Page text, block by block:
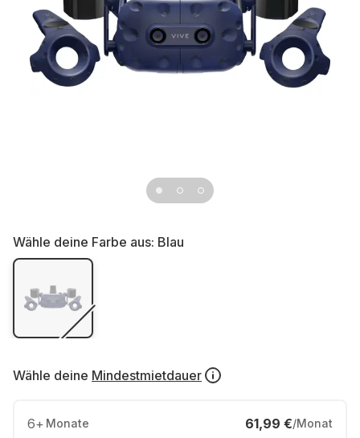
Wähle deine Farbe aus: Blau
Wähle deine Mindestmietdauer
6+ Monate 61,99 €/Monat